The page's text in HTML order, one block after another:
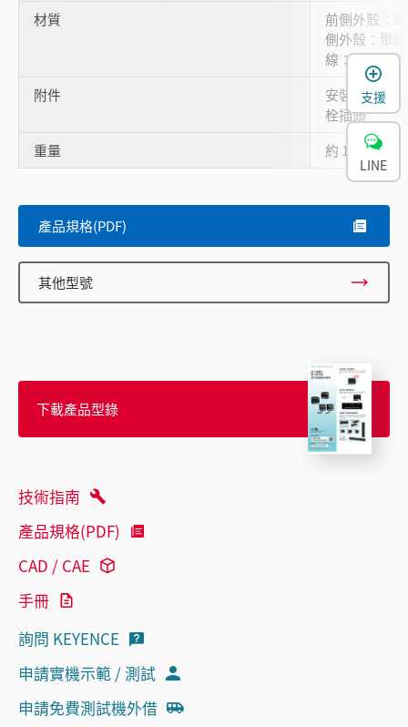
材質
前側外殼：
側外殼：聚
線：耐油橡
附件
安裝支架 A､
栓插頭
重量
約 120 g
產品規格(PDF)
其他型號
下載產品型錄
技術指南
產品規格(PDF)
CAD / CAE
手冊
詢問 KEYENCE
申請實機示範 / 測試
申請免費測試機外借
支援
LINE